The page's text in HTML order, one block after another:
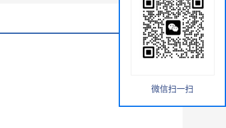
微信扫一扫